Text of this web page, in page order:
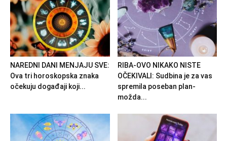
NAREDNI DANI MENJAJU SVE:
Ova tri horoskopska znaka
očekuju događaji koji...
RIBA-OVO NIKAKO NISTE
OČEKIVALI: Sudbina je za vas
spremila poseban plan-
možda...